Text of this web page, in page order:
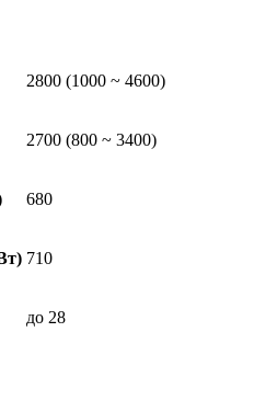
2800 (1000 ~ 4600)
2700 (800 ~ 3400)
680
710
до 28